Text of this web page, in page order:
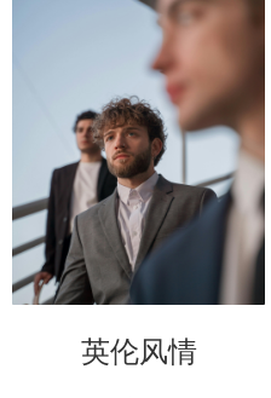
英伦风情